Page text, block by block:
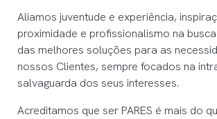
Aliamos juventude e experiência,
proximidade e profissionalismo na
das melhores soluções para as
nossos Clientes, sempre focados na
salvaguarda dos seus interesses.
Acreditamos que ser PARES é mais do